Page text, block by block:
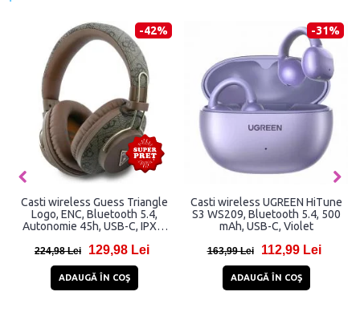
-42%
Casti wireless Guess Triangle
Logo, ENC, Bluetooth 5.4,
Autonomie 45h, USB-C, IPX4,
224,98 Lei 129,98 Lei
ADAUGĂ ÎN COŞ
-31%
Casti wireless UGREEN HiTune
S3 WS209, Bluetooth 5.4, 500
mAh, USB-C, Violet
163,99 Lei 112,99 Lei
ADAUGĂ ÎN COŞ